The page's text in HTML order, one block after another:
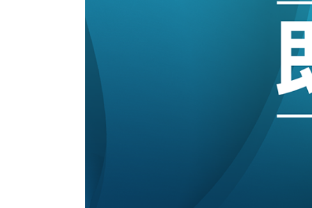
財經｜香港7月PMI回落至51 企業
財經｜黑石傳再籌逾360億美元 支
10:57 財經｜美商務部擬擴大金屬關稅範
18:15 本地｜新世界K11 9月升級會員制
17:40 財經｜本港6月零售額連升14個月
財經｜滙控重啟最多10億美元回